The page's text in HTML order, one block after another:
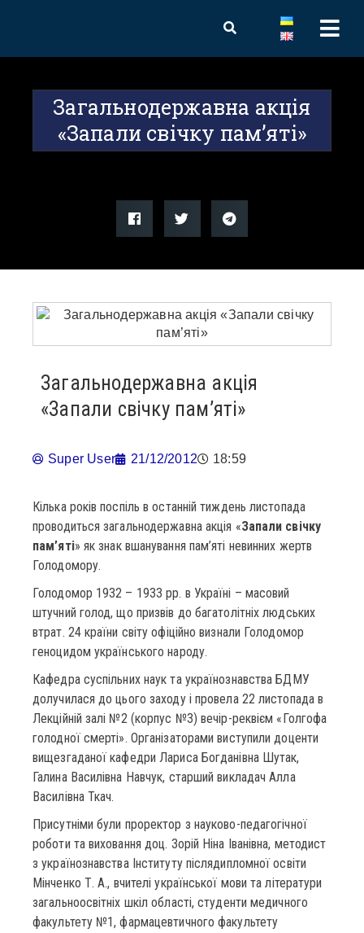
Загальнодержавна акція
«Запали свічку пам’яті»
Загальнодержавна акція
«Запали свічку пам’яті»
Super User 21/12/2012 18:59
Кілька років поспіль в останній тиждень листопада
проводиться загальнодержавна акція «Запали свічку
пам’яті» як знак вшанування пам’яті невинних жертв
Голодомору.
Голодомор 1932 – 1933 рр. в Україні – масовий
штучний голод, що призвів до багатолітніх людських
втрат. 24 країни світу офіційно визнали Голодомор
геноцидом українського народу.
Кафедра суспільних наук та українознавства БДМУ
долучилася до цього заходу і провела 22 листопада в
Лекційній залі №2 (корпус №3) вечір-реквієм «Голгофа
голодної смерті». Організаторами виступили доценти
вищезгаданої кафедри Лариса Богданівна Шутак,
Галина Василівна Навчук, старший викладач Алла
Василівна Ткач.
Присутніми були проректор з науково-педагогічної
роботи та виховання доц. Зорій Ніна Іванівна, методист
з українознавства Інституту післядипломної освіти
Мінченко Т. А., вчителі української мови та літератури
загальноосвітніх шкіл області, студенти медичного
факультету №1, фармацевтичного факультету